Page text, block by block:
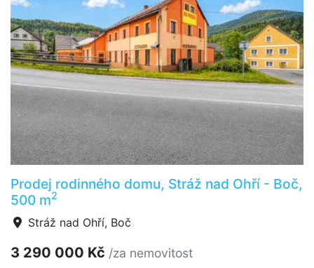
Prodej rodinného domu, Stráž nad Ohří - Boč,
500 m2
Stráž nad Ohří, Boč
3 290 000 Kč /za nemovitost